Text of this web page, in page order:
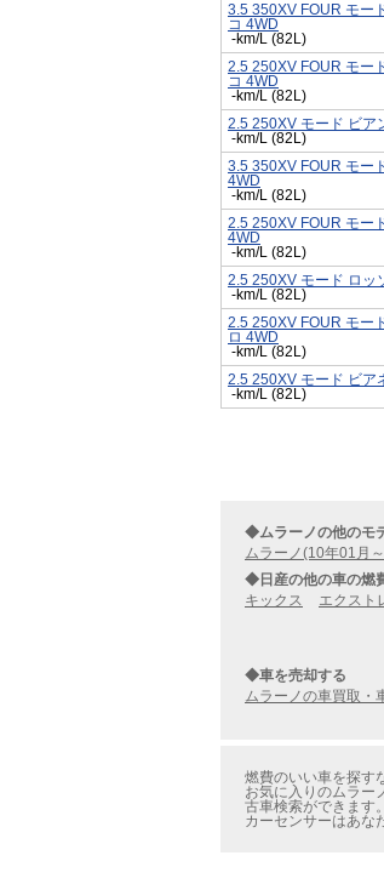
3.5 350XV FOUR モー
コ 4WD
-km/L (82L)
2.5 250XV FOUR モー
コ 4WD
-km/L (82L)
2.5 250XV モード ビア
-km/L (82L)
3.5 350XV FOUR モー
4WD
-km/L (82L)
2.5 250XV FOUR モー
4WD
-km/L (82L)
2.5 250XV モード ロッ
-km/L (82L)
2.5 250XV FOUR モー
ロ 4WD
-km/L (82L)
2.5 250XV モード ビア
-km/L (82L)
◆ムラーノの他のモ
ムラーノ(10年01月
◆日産の他の車の燃
キックス
エクスト
◆車を売却する
ムラーノの車買取・
燃費のいい車を探す
お気に入りのムラー
古車検索ができます。
カーセンサーはあな